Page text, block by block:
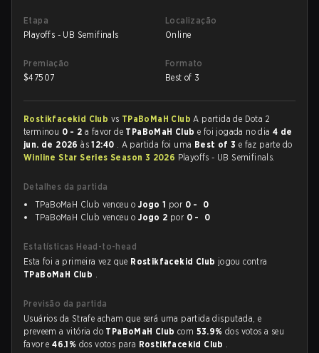
Etapa
Playoffs - UB Semifinals
Localização
Online
Premiação
$47507
Formato
Best of 3
Rostikfacekid Club vs TPaBoMaH ClubA partida de Dota 2
terminou 0 - 2 a favor de TPaBoMaH Clube foi jogada no dia4 de
jun. de 2026às12:40 . A partida foi uma Best of 3 e faz parte do
Winline Star Series Season 3 2026 Playoffs - UB Semifinals.
Detalhes da partida
TPaBoMaH Club venceu oJogo 1 por 0 - 0
TPaBoMaH Club venceu oJogo 2 por 0 - 0
Estatísticas Head-to-head
Esta foi a primeira vez que Rostikfacekid Club jogou contra
TPaBoMaH Club .
Previsão da partida
Usuários da Strafe acham que será uma partida disputada, e
preveem a vitória do TPaBoMaH Clubcom 53.9%dos votos a seu
favor e46.1% dos votos para Rostikfacekid Club .